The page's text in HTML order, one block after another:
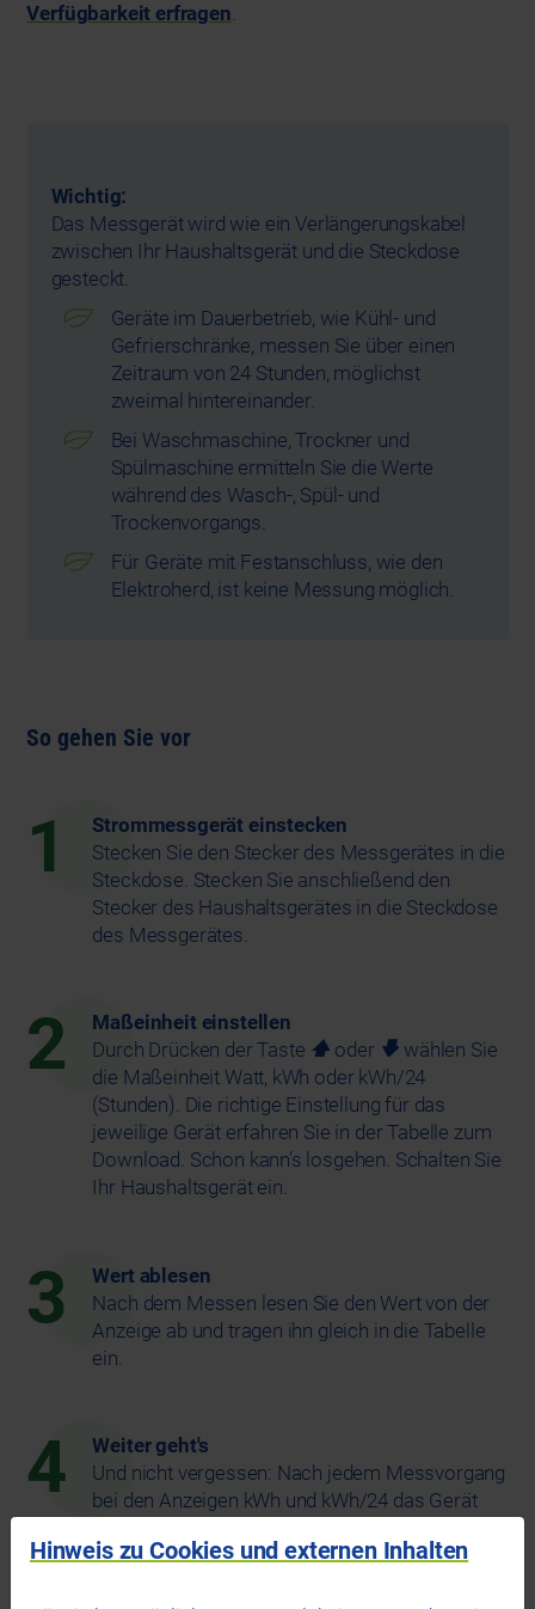
Verfügbarkeit erfragen.
Wichtig:
Das Messgerät wird wie ein Verlängerungskabel
zwischen Ihr Haushaltsgerät und die Steckdose
gesteckt.
Geräte im Dauerbetrieb, wie Kühl- und
Gefrierschränke, messen Sie über einen
Zeitraum von 24 Stunden, möglichst
zweimal hintereinander.
Bei Waschmaschine, Trockner und
Spülmaschine ermitteln Sie die Werte
während des Wasch-, Spül- und
Trockenvorgangs.
Für Geräte mit Festanschluss, wie den
Elektroherd, ist keine Messung möglich.
So gehen Sie vor
1
Strommessgerät einstecken
Stecken Sie den Stecker des Messgerätes in die
Steckdose. Stecken Sie anschließend den
Stecker des Haushaltsgerätes in die Steckdose
des Messgerätes.
2
Maßeinheit einstellen
Durch Drücken der Taste
oder
wählen Sie
die Maßeinheit Watt, kWh oder kWh/24
(Stunden). Die richtige Einstellung für das
jeweilige Gerät erfahren Sie in der Tabelle zum
Download. Schon kann’s losgehen. Schalten Sie
Ihr Haushaltsgerät ein.
3
Wert ablesen
Nach dem Messen lesen Sie den Wert von der
Anzeige ab und tragen ihn gleich in die Tabelle
ein.
4
Weiter geht's
Und nicht vergessen: Nach jedem Messvorgang
bei den Anzeigen kWh und kWh/24 das Gerät
gleichzeitig drücken – das Strommessgerät
Hinweis zu Cookies und externen Inhalten